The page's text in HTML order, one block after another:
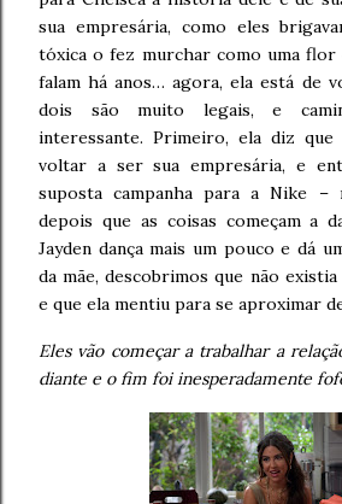
sua empresária, como eles
tóxica o fez murchar como uma flor
falam há anos… agora, ela está de
dois são muito legais, e
interessante. Primeiro, ela diz
voltar a ser sua empresária, e
suposta campanha para a Nike –
depois que as coisas começam a
Jayden dança mais um pouco e dá
da mãe, descobrimos que não existia
e que ela mentiu para se aproximar
Eles vão começar a trabalhar a
diante e o fim foi inesperadamente